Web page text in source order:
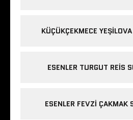
KÜÇÜKÇEKMECE
ESENLER TURGUT REIS
ESENLER FEVZI ÇAKMAK